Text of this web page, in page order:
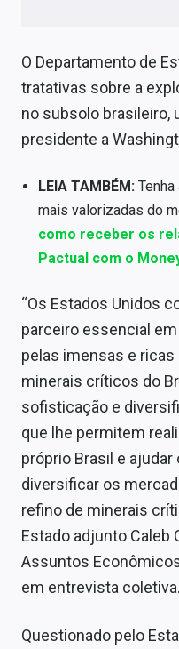
Sobre
Expediente
O Departamento de
tratativas sobre a
no subsolo brasileiro,
presidente a
LEIA TAMBÉM:
mais valorizadas do
como receber os
Pactual com o
“Os Estados Unidos
parceiro essencial
pelas imensas e
minerais críticos do
sofisticação e
que lhe permitem
próprio Brasil e
diversificar os
refino de minerais
Estado adjunto Caleb
Assuntos
em entrevista coletiva.
Questionado pelo